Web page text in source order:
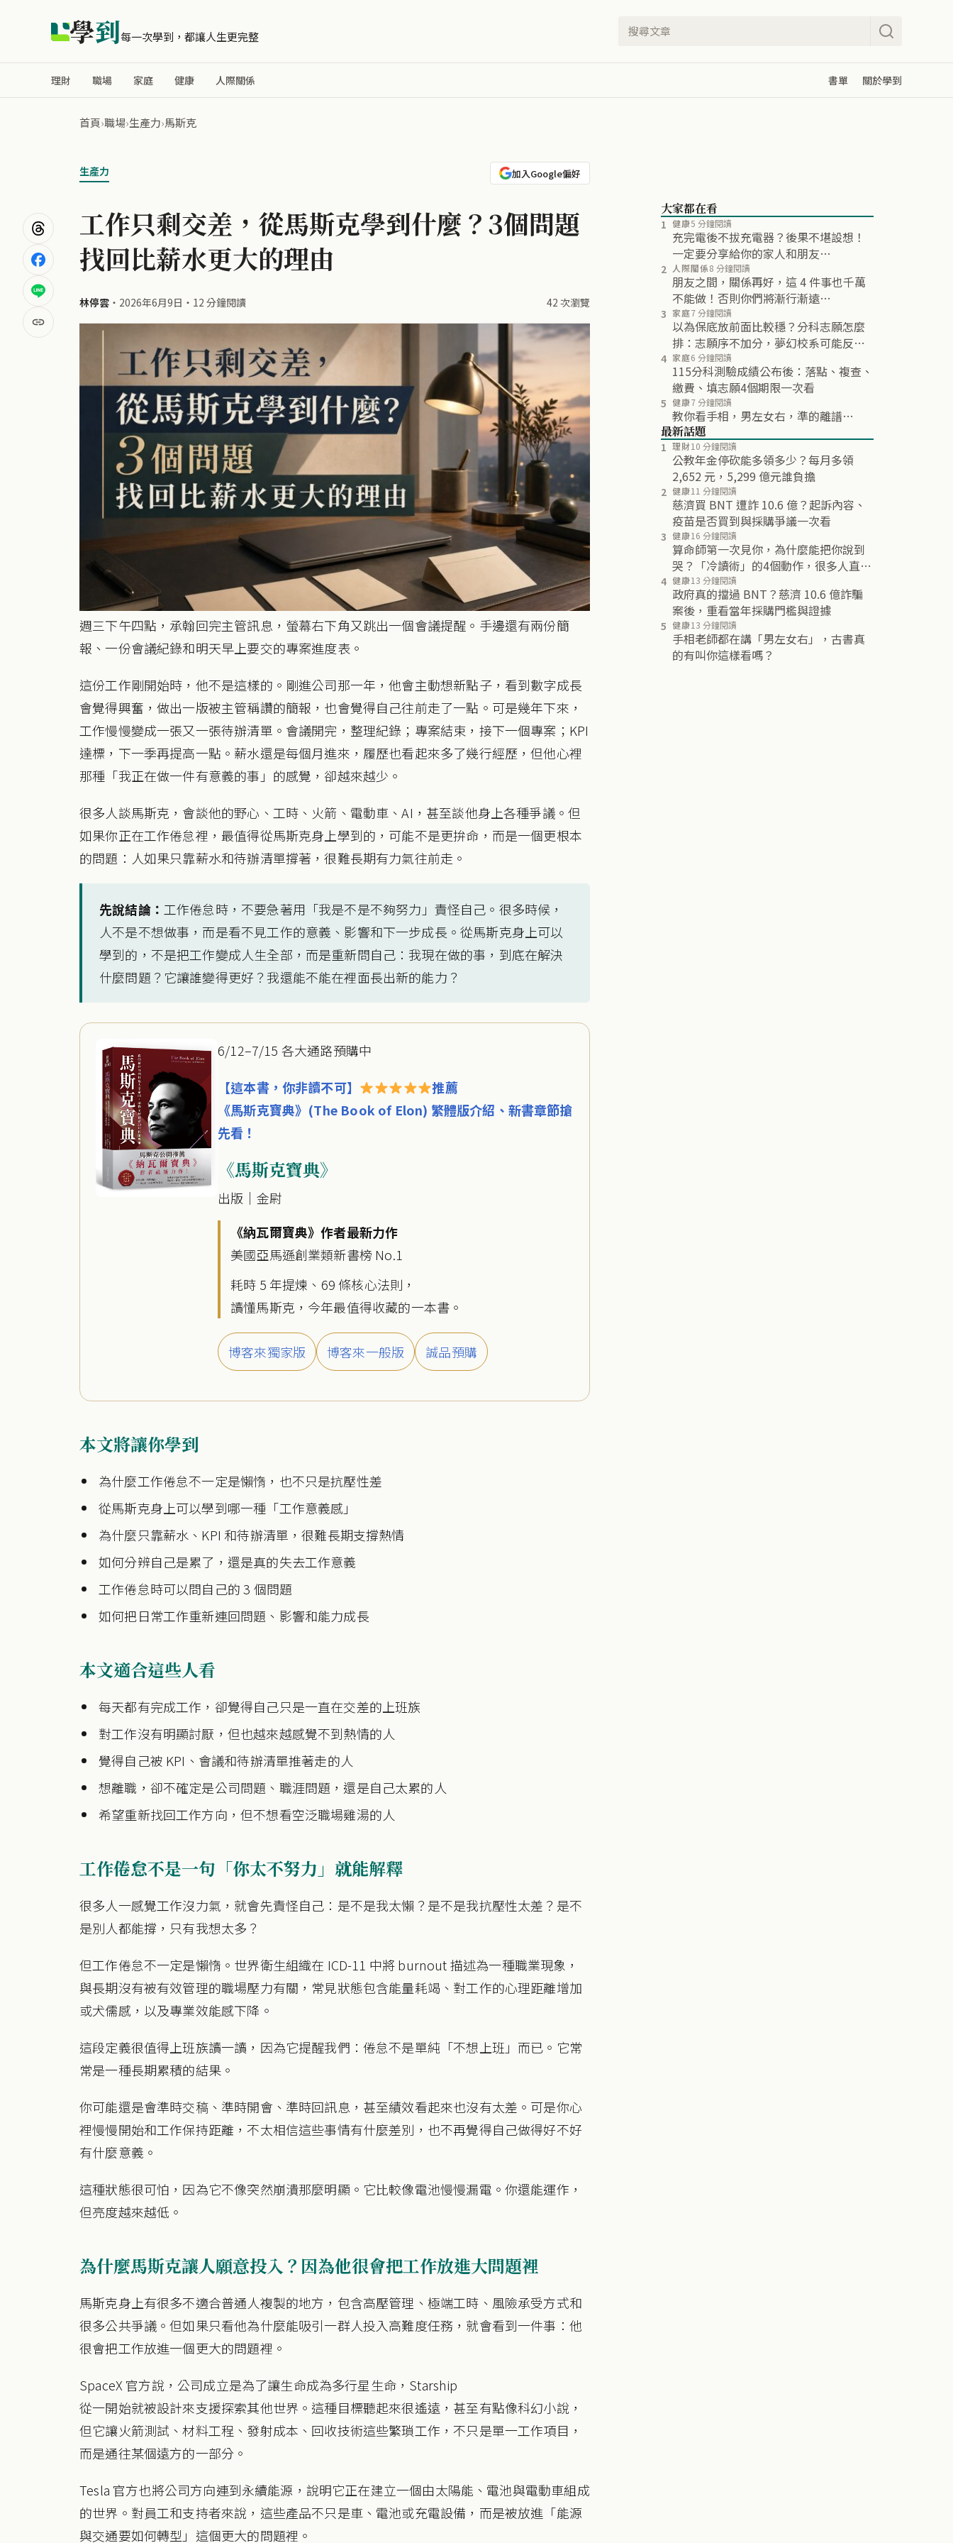
學到每一次學到，都讓人生更完整
理財 職場 家庭 健康 人際關係 書單 關於學到
首頁›職場›生產力›馬斯克
生產力 加入Google偏好
工作只剩交差，從馬斯克學到什麼？3個問題
找回比薪水更大的理由
林停雲 ・ 2026年6月9日 ・ 12 分鐘閱讀 42 次瀏覽
週三下午四點，承翰回完主管訊息，螢幕右下角又跳出一個會議提醒。手邊還有兩份簡
報、一份會議紀錄和明天早上要交的專案進度表。
這份工作剛開始時，他不是這樣的。剛進公司那一年，他會主動想新點子，看到數字成長
會覺得興奮，做出一版被主管稱讚的簡報，也會覺得自己往前走了一點。可是幾年下來，
工作慢慢變成一張又一張待辦清單。會議開完，整理紀錄；專案結束，接下一個專案；KPI
達標，下一季再提高一點。薪水還是每個月進來，履歷也看起來多了幾行經歷，但他心裡
那種「我正在做一件有意義的事」的感覺，卻越來越少。
很多人談馬斯克，會談他的野心、工時、火箭、電動車、AI，甚至談他身上各種爭議。但
如果你正在工作倦怠裡，最值得從馬斯克身上學到的，可能不是更拚命，而是一個更根本
的問題：人如果只靠薪水和待辦清單撐著，很難長期有力氣往前走。
先說結論： 工作倦怠時，不要急著用「我是不是不夠努力」責怪自己。很多時候，
人不是不想做事，而是看不見工作的意義、影響和下一步成長。從馬斯克身上可以
學到的，不是把工作變成人生全部，而是重新問自己：我現在做的事，到底在解決
什麼問題？它讓誰變得更好？我還能不能在裡面長出新的能力？
6/12–7/15 各大通路預購中
【這本書，你非讀不可】
推薦
《馬斯克寶典》(The Book of Elon) 繁體版介紹、新書章節搶
先看！
《馬斯克寶典》
出版｜金尉
《納瓦爾寶典》作者最新力作
美國亞馬遜創業類新書榜 No.1
耗時 5 年提煉、69 條核心法則，
讀懂馬斯克，今年最值得收藏的一本書。
博客來獨家版 博客來一般版 誠品預購
本文將讓你學到
為什麼工作倦怠不一定是懶惰，也不只是抗壓性差
從馬斯克身上可以學到哪一種「工作意義感」
為什麼只靠薪水、KPI 和待辦清單，很難長期支撐熱情
如何分辨自己是累了，還是真的失去工作意義
工作倦怠時可以問自己的 3 個問題
如何把日常工作重新連回問題、影響和能力成長
本文適合這些人看
每天都有完成工作，卻覺得自己只是一直在交差的上班族
對工作沒有明顯討厭，但也越來越感覺不到熱情的人
覺得自己被 KPI、會議和待辦清單推著走的人
想離職，卻不確定是公司問題、職涯問題，還是自己太累的人
希望重新找回工作方向，但不想看空泛職場雞湯的人
工作倦怠不是一句「你太不努力」就能解釋
很多人一感覺工作沒力氣，就會先責怪自己：是不是我太懶？是不是我抗壓性太差？是不
是別人都能撐，只有我想太多？
但工作倦怠不一定是懶惰。世界衛生組織在 ICD-11 中將 burnout 描述為一種職業現象，
與長期沒有被有效管理的職場壓力有關，常見狀態包含能量耗竭、對工作的心理距離增加
或犬儒感，以及專業效能感下降。
這段定義很值得上班族讀一讀，因為它提醒我們：倦怠不是單純「不想上班」而已。它常
常是一種長期累積的結果。
你可能還是會準時交稿、準時開會、準時回訊息，甚至績效看起來也沒有太差。可是你心
裡慢慢開始和工作保持距離，不太相信這些事情有什麼差別，也不再覺得自己做得好不好
有什麼意義。
這種狀態很可怕，因為它不像突然崩潰那麼明顯。它比較像電池慢慢漏電。你還能運作，
但亮度越來越低。
為什麼馬斯克讓人願意投入？因為他很會把工作放進大問題裡
馬斯克身上有很多不適合普通人複製的地方，包含高壓管理、極端工時、風險承受方式和
很多公共爭議。但如果只看他為什麼能吸引一群人投入高難度任務，就會看到一件事：他
很會把工作放進一個更大的問題裡。
SpaceX 官方說，公司成立是為了讓生命成為多行星生命，Starship
從一開始就被設計來支援探索其他世界。這種目標聽起來很遙遠，甚至有點像科幻小說，
但它讓火箭測試、材料工程、發射成本、回收技術這些繁瑣工作，不只是單一工作項目，
而是通往某個遠方的一部分。
Tesla 官方也將公司方向連到永續能源，說明它正在建立一個由太陽能、電池與電動車組成
的世界。對員工和支持者來說，這些產品不只是車、電池或充電設備，而是被放進「能源
與交通要如何轉型」這個更大的問題裡。
大家都在看
1 健康5 分鐘閱讀
充完電後不拔充電器？後果不堪設想！
一定要分享給你的家人和朋友…
2 人際關係8 分鐘閱讀
朋友之間，關係再好，這 4 件事也千萬
不能做！否則你們將漸行漸遠…
3 家庭7 分鐘閱讀
以為保底放前面比較穩？分科志願怎麼
排：志願序不加分，夢幻校系可能反而
不再分發
4 家庭6 分鐘閱讀
115分科測驗成績公布後：落點、複查、
繳費、填志願4個期限一次看
5 健康7 分鐘閱讀
教你看手相，男左女右，準的離譜…
最新話題
1 理財10 分鐘閱讀
公教年金停砍能多領多少？每月多領
2,652 元，5,299 億元誰負擔
2 健康11 分鐘閱讀
慈濟買 BNT 遭詐 10.6 億？起訴內容、
疫苗是否買到與採購爭議一次看
3 健康16 分鐘閱讀
算命師第一次見你，為什麼能把你說到
哭？「冷讀術」的4個動作，很多人直到
最後都沒發現
4 健康13 分鐘閱讀
政府真的擋過 BNT？慈濟 10.6 億詐騙
案後，重看當年採購門檻與證據
5 健康13 分鐘閱讀
手相老師都在講「男左女右」，古書真
的有叫你這樣看嗎？